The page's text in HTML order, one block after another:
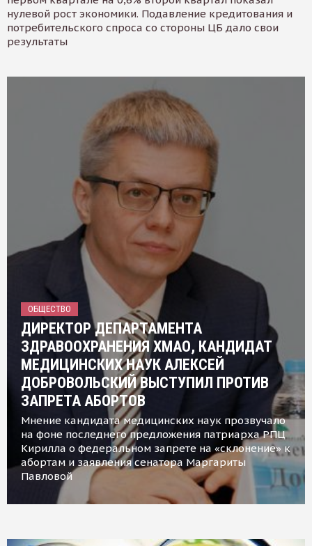
нулевой рост экономики. Подавление кредитования и
потребительского спроса со стороны ЦБ дало свои
результаты
ОБЩЕСТВО
ДИРЕКТОР ДЕПАРТАМЕНТА
ЗДРАВООХРАНЕНИЯ ХМАО, КАНДИДАТ
МЕДИЦИНСКИХ НАУК АЛЕКСЕЙ
ДОБРОВОЛЬСКИЙ ВЫСТУПИЛ ПРОТИВ
ЗАПРЕТА АБОРТОВ
Мнение кандидата медицинских наук прозвучало
на фоне последнего предложения патриарха РПЦ
Кирилла о федеральном запрете на «склонение» к
абортам и заявления сенатора Маргариты
Павловой